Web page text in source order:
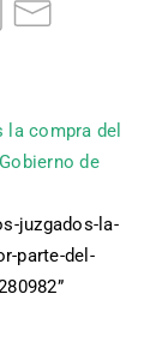
la compra del
de
juzgados-la-
parte-del-
”